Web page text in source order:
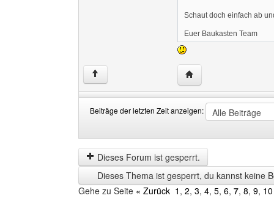
Schaut doch einfach ab
Euer Baukasten Team
↑ Website dieses
Beiträge der letzten Zeit anzeigen:
der
letzten
Zeit
anzeigen
by
Dieses Forum ist gesperrt.
Dieses Thema ist gesperrt, du kannst keine
Gehe zu Seite « Zurück 1 , 2, 3, 4, 5, 6, 7, 8, 9, 10